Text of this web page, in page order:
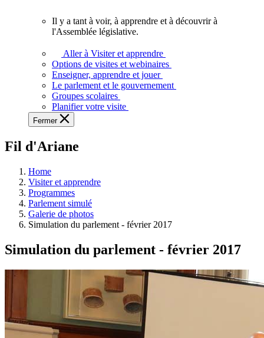
voir,
apprendre
et
à
à
législative.
Il y a tant à voir, à apprendre et à découvrir à
l'Assemblée législative.
Aller à Visiter et apprendre
Options de visites et webinaires
Enseigner, apprendre et jouer
Le parlement et le gouvernement
Groupes scolaires
Planifier votre visite
Fermer
Fil d'Ariane
Home
Visiter et apprendre
Programmes
Parlement simulé
Galerie de photos
Simulation du parlement - février 2017
Simulation du parlement - février 2017